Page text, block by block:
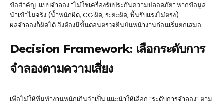
ข้อสำคัญ: แบบจำลอง “ไม่ใช่เครื่องรับประกันความปลอดภัย” หากข้อมูล
นำเข้าไม่จริง (น้ำหนักผิด, CG ผิด, ระยะผิด, พื้นรับแรงไม่ตรง)
ผลจำลองก็ผิดได้ จึงต้องมีขั้นตอนตรวจยืนยันหน้างานก่อนเริ่มยกเสมอ
Decision Framework: เลือกระดับการ
จำลองตามความเสี่ยง
เพื่อไม่ให้ทีมทำงานหนักเกินจำเป็น แนะนำให้เลือก “ระดับการจำลอง” ตาม